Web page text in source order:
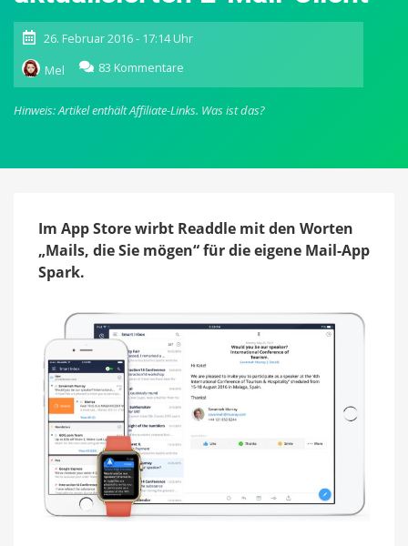
26. Februar 2016 - 17:14 Uhr
Mel
83 Kommentare
Spark
für
iOS:
Tipps
frisch
aktualisierten
E-
Hinweis: Artikel enthält Affiliate-Links. Was ist das?
Im App Store wirbt Readdle mit den Worten
„Mails, die Sie mögen“ für die eigene Mail-App
Spark.